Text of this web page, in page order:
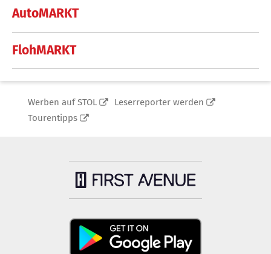
AutoMARKT
FlohMARKT
Werben auf STOL
Leserreporter werden
Tourentipps